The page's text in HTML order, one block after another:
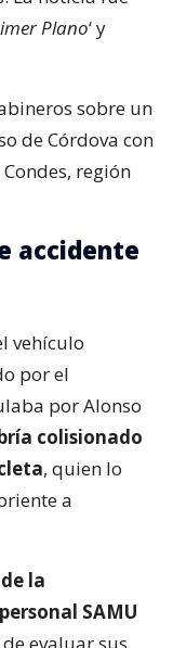
Plano‘ y
sobre un
de Córdova con
región
accidente
vehículo
por el
por Alonso
colisionado
, quien lo
a
la
SAMU
de evaluar sus